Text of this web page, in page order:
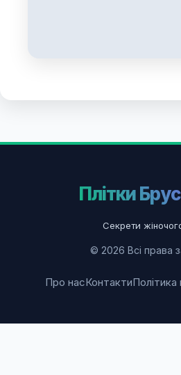
Плітки
Секрети
© 2026 Всі права
Про насКонтактиПолітика